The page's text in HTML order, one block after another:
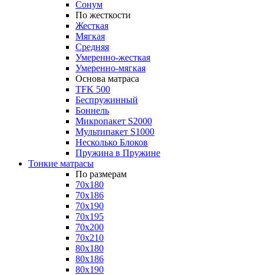
Сонум
По жесткости
Жесткая
Мягкая
Средняя
Умеренно-жесткая
Умеренно-мягкая
Основа матраса
TFK 500
Беспружинный
Боннель
Микропакет S2000
Мультипакет S1000
Несколько Блоков
Пружина в Пружине
Тонкие матрасы
По размерам
70x180
70x186
70x190
70x195
70x200
70x210
80x180
80x186
80x190